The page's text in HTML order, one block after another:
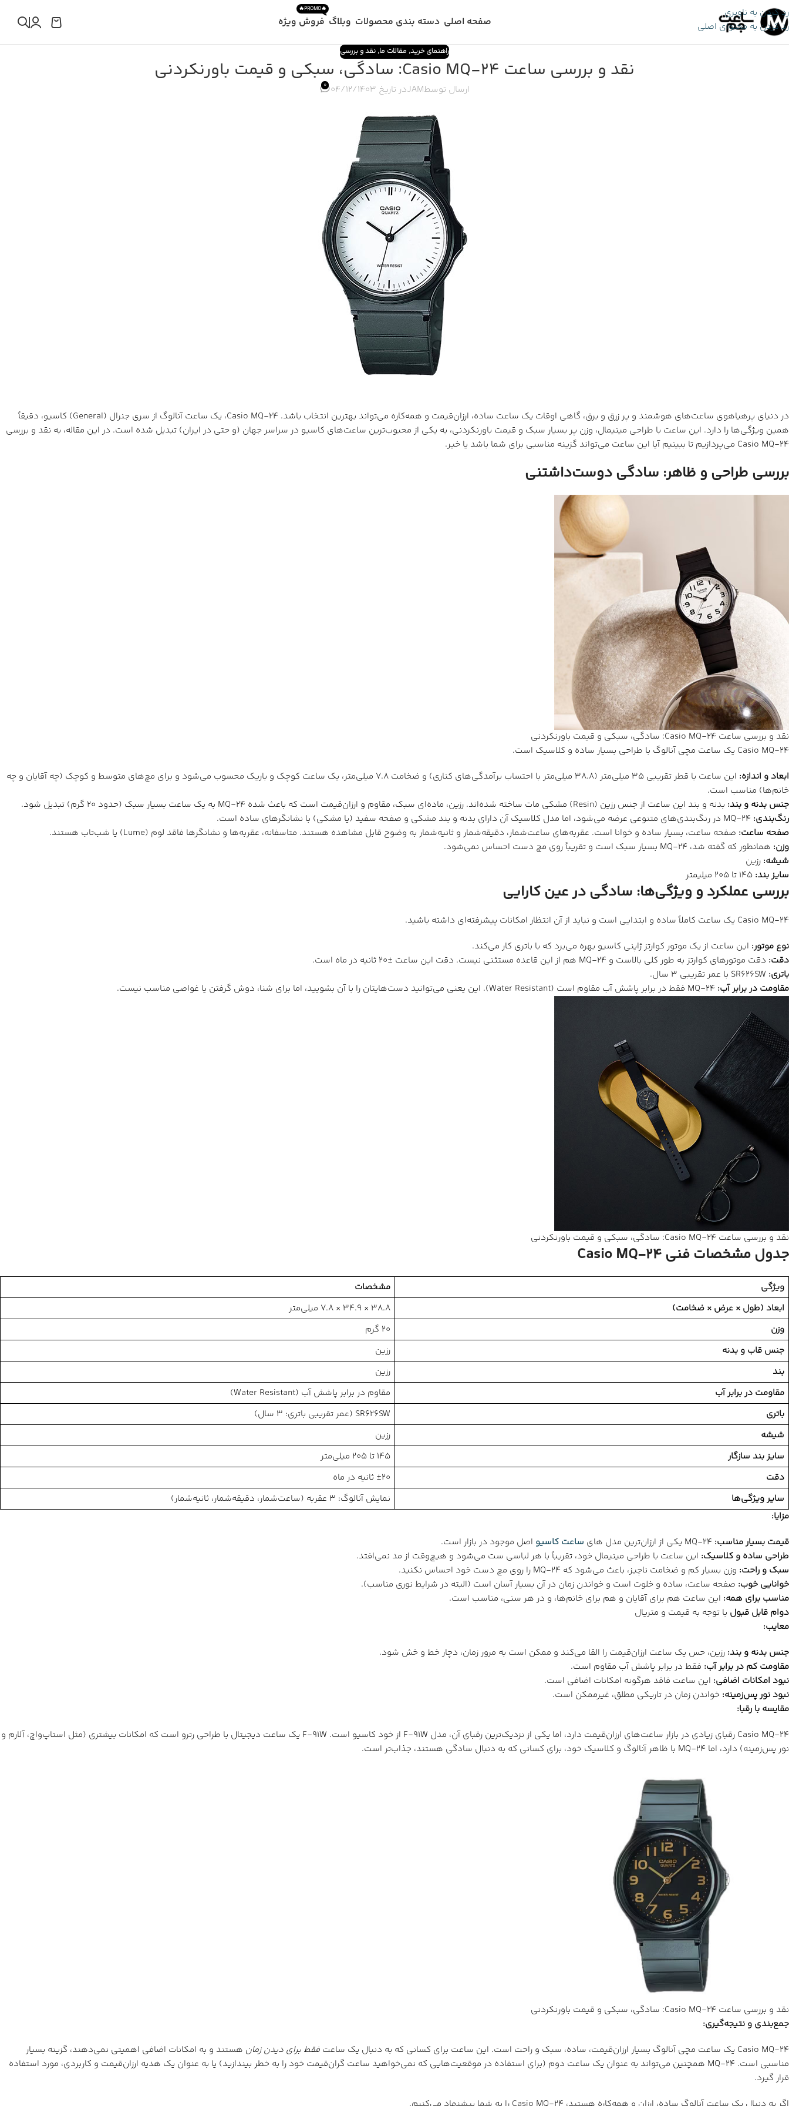
رد کردن به ناوبری
رد کردن به محتوای اصلی
صفحه اصلی دسته بندی محصولات وبلاگ فروش ویژه
🔥PROMO🔥
راهنمای خرید, مقالات ما, نقد و بررسی
نقد و بررسی ساعت Casio MQ-24: سادگی، سبکی و قیمت باورنکردنی
ارسال توسطJAMدر تاریخ 04/12/1403 0
در دنیای پرهیاهوی ساعت‌های هوشمند و پر زرق و برق، گاهی اوقات یک ساعت ساده، ارزان‌قیمت و همه‌کاره می‌تواند بهترین انتخاب باشد. Casio MQ-24، یک ساعت آنالوگ از سری جنرال (General) کاسیو، دقیقاً
همین ویژگی‌ها را دارد. این ساعت با طراحی مینیمال، وزن پر بسیار سبک و قیمت باورنکردنی، به یکی از محبوب‌ترین ساعت‌های کاسیو در سراسر جهان (و حتی در ایران) تبدیل شده است. در این مقاله، به نقد و بررسی
Casio MQ-24 می‌پردازیم تا ببینیم آیا این ساعت می‌تواند گزینه مناسبی برای شما باشد یا خیر.
بررسی طراحی و ظاهر: سادگی دوست‌داشتنی
نقد و بررسی ساعت Casio MQ-24: سادگی، سبکی و قیمت باورنکردنی
Casio MQ-24 یک ساعت مچی آنالوگ با طراحی بسیار ساده و کلاسیک است.
ابعاد و اندازه:
این ساعت با قطر تقریبی 35 میلی‌متر (38.8 میلی‌متر با احتساب برآمدگی‌های کناری) و ضخامت 7.8 میلی‌متر، یک ساعت کوچک و باریک محسوب می‌شود و برای مچ‌های متوسط و کوچک (چه آقایان و چه
خانم‌ها) مناسب است.
جنس بدنه و بند: بدنه و بند این ساعت از جنس رزین (Resin) مشکی مات ساخته شده‌اند. رزین، ماده‌ای سبک، مقاوم و ارزان‌قیمت است که باعث شده MQ-24 به یک ساعت بسیار سبک (حدود 20 گرم) تبدیل شود.
رنگ‌بندی:
صفحه ساعت: صفحه ساعت، بسیار ساده و خوانا است. عقربه‌های ساعت‌شمار، دقیقه‌شمار و ثانیه‌شمار به وضوح قابل مشاهده هستند. متاسفانه، عقربه‌ها و نشانگرها فاقد لوم (Lume) یا شب‌تاب هستند.
وزن: همانطور که گفته شد، MQ-24 بسیار سبک است و تقریباً روی مچ دست احساس نمی‌شود.
شیشه: رزین
سایز بند:
بررسی عملکرد و ویژگی‌ها: سادگی در عین کارایی
Casio MQ-24 یک ساعت کاملاً ساده و ابتدایی است و نباید از آن انتظار امکانات پیشرفته‌ای داشته باشید.
نوع موتور: این ساعت از یک موتور کوارتز ژاپنی کاسیو بهره می‌برد که با باتری کار می‌کند.
دقت: دقت موتورهای کوارتز به طور کلی بالاست و MQ-24 هم از این قاعده مستثنی نیست. دقت این ساعت ±20 ثانیه در ماه است.
باتری:
مقاومت در برابر آب:
نقد و بررسی ساعت Casio MQ-24: سادگی، سبکی و قیمت باورنکردنی
جدول مشخصات فنی Casio MQ-24
ویژگی
مشخصات
ابعاد (طول × عرض × ضخامت)
38.8 × 34.9 × 7.8 میلی‌متر
وزن
20 گرم
جنس قاب و بدنه
رزین
بند
رزین
مقاومت در برابر آب
مقاوم در برابر پاشش آب (Water Resistant)
باتری
SR626SW (عمر تقریبی باتری: 3 سال)
شیشه
رزین
سایز بند سازگار
145 تا 205 میلی‌متر
دقت
±20 ثانیه در ماه
سایر ویژگی‌ها
نمایش آنالوگ: 3 عقربه (ساعت‌شمار، دقیقه‌شمار، ثانیه‌شمار)
مزایا:
قیمت بسیار مناسب:
ساعت کاسیو اصل موجود در بازار است.
طراحی ساده و کلاسیک: این ساعت با طراحی مینیمال خود، تقریباً با هر لباسی ست می‌شود و هیچ‌وقت از مد نمی‌افتد.
سبک و راحت: وزن بسیار کم و ضخامت ناچیز، باعث می‌شود که MQ-24 را روی مچ دست خود احساس نکنید.
خوانایی خوب: صفحه ساعت، ساده و خلوت است و خواندن زمان در آن بسیار آسان است (البته در شرایط نوری مناسب).
مناسب برای همه: این ساعت هم برای آقایان و هم برای خانم‌ها، و در هر سنی، مناسب است.
دوام قابل قبول با توجه به قیمت و متریال
معایب:
جنس بدنه و بند: رزین، حس یک ساعت ارزان‌قیمت را القا می‌کند و ممکن است به مرور زمان، دچار خط و خش شود.
مقاومت کم در برابر آب: فقط در برابر پاشش آب مقاوم است.
نبود امکانات اضافی: این ساعت فاقد هرگونه امکانات اضافی است.
نبود نور پس‌زمینه: خواندن زمان در تاریکی مطلق، غیرممکن است.
مقایسه با رقبا:
Casio MQ-24 رقبای زیادی در بازار ساعت‌های ارزان‌قیمت دارد، اما یکی از نزدیک‌ترین رقبای آن، مدل F-91W از خود کاسیو است. F-91W یک ساعت دیجیتال با طراحی رترو است که امکانات بیشتری (مثل استاپ‌واچ، آلارم و
نور پس‌زمینه) دارد، اما MQ-24 با ظاهر آنالوگ و کلاسیک خود، برای کسانی که به دنبال سادگی هستند، جذاب‌تر است.
نقد و بررسی ساعت Casio MQ-24: سادگی، سبکی و قیمت باورنکردنی
جمع‌بندی و نتیجه‌گیری:
Casio MQ-24 یک ساعت مچی آنالوگ بسیار ارزان‌قیمت، ساده، سبک و راحت است. این ساعت برای کسانی که به دنبال یک ساعت
فقط برای دیدن زمان هستند و به امکانات اضافی اهمیتی نمی‌دهند، گزینه بسیار
مناسبی است. MQ-24 همچنین می‌تواند به عنوان یک ساعت دوم (برای استفاده در موقعیت‌هایی که نمی‌خواهید ساعت گران‌قیمت خود را به خطر بیندازید) یا به عنوان یک هدیه ارزان‌قیمت و کاربردی، مورد استفاده
قرار گیرد.